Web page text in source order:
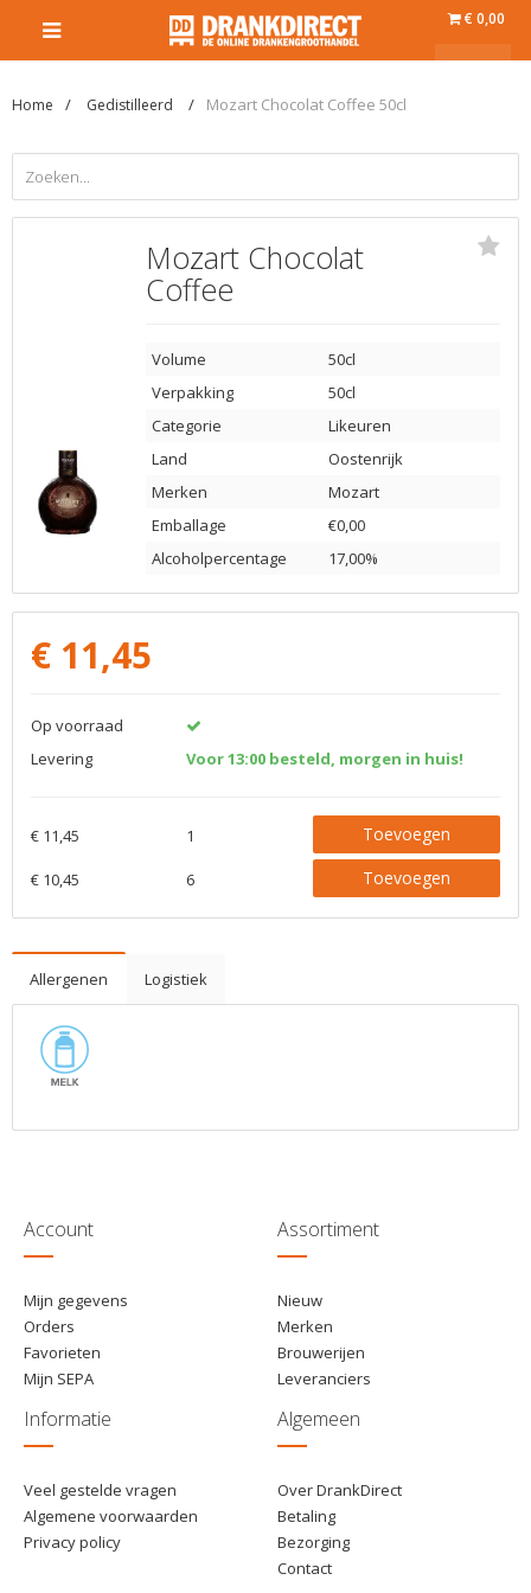
€ 0,00
Home Gedistilleerd Mozart Chocolat Coffee 50cl
Mozart Chocolat
Coffee
Volume
50cl
Verpakking
50cl
Categorie
Likeuren
Land
Oostenrijk
Merken
Mozart
Emballage
€0,00
Alcoholpercentage
17,00%
€ 11,45
Op voorraad
Levering
Voor 13:00 besteld, morgen in huis!
€ 11,45 1 Toevoegen
€ 10,45 6 Toevoegen
Allergenen Logistiek
Account
Mijn gegevens
Orders
Favorieten
Mijn SEPA
Assortiment
Nieuw
Merken
Brouwerijen
Leveranciers
Informatie
Veel gestelde vragen
Algemene voorwaarden
Privacy policy
Algemeen
Over DrankDirect
Betaling
Bezorging
Contact